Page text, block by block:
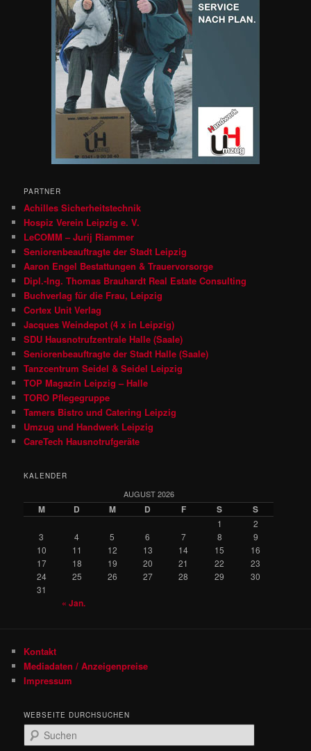
PARTNER
Achilles Sicherheitstechnik
Hospiz Verein Leipzig e. V.
LeCOMM – Jurij Riammer
Seniorenbeauftragte der Stadt Leipzig
Aaron Engel Bestattungen & Trauervorsorge
Dipl.-Ing. Thomas Brauhardt Real Estate Consulting
Buchverlag für die Frau, Leipzig
Cortex Unit Verlag
Jacques Weindepot (4 x in Leipzig)
SDU Hausnotrufzentrale Halle (Saale)
Seniorenbeauftragte der Stadt Halle (Saale)
Tanzcentrum Seidel & Seidel Leipzig
TOP Magazin Leipzig – Halle
TORO Pflegegruppe
Tamers Bistro und Catering Leipzig
Umzug und Handwerk Leipzig
CareTech Hausnotrufgeräte
KALENDER
AUGUST 2026
M D M D F S S
1
2
3
4 5 6 7 8
9
10
11 12 13 14 15
16
17
18 19 20 21 22
23
24
25 26 27 28 29
30
31
« Jan.
Kontakt
Mediadaten / Anzeigenpreise
Impressum
WEBSEITE DURCHSUCHEN
u